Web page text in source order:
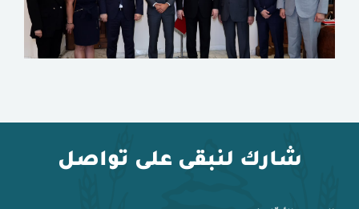
شارك لنبقى على تواصل